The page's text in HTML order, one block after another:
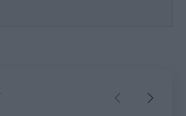
Poprzednie